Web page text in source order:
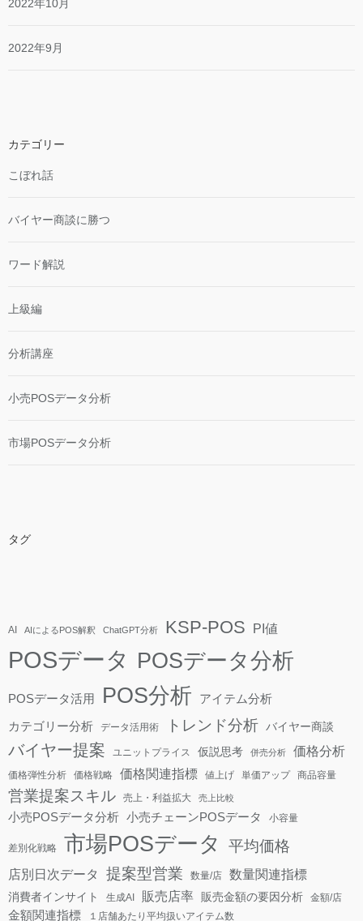
2022年10月
2022年9月
カテゴリー
こぼれ話
バイヤー商談に勝つ
ワード解説
上級編
分析講座
小売POSデータ分析
市場POSデータ分析
タグ
AI AIによるPOS解釈 ChatGPT分析 KSP-POS PI値
POSデータ POSデータ分析
POSデータ活用 POS分析 アイテム分析
カテゴリー分析 データ活用術 トレンド分析 バイヤー商談
バイヤー提案 ユニットプライス 仮説思考 併売分析 価格分析
価格弾性分析 価格戦略 価格関連指標 値上げ 単価アップ 商品容量
営業提案スキル 売上・利益拡大 売上比較
小売POSデータ分析 小売チェーンPOSデータ 小容量
差別化戦略 市場POSデータ 平均価格
店別日次データ 提案型営業 数量/店 数量関連指標
消費者インサイト 生成AI 販売店率 販売金額の要因分析 金額/店
金額関連指標 １店舗あたり平均扱いアイテム数